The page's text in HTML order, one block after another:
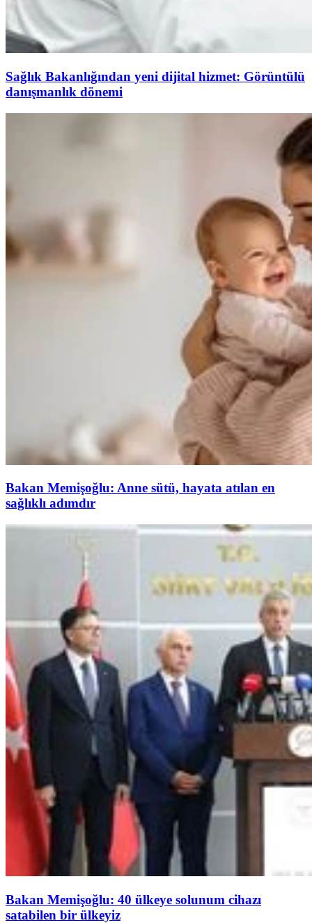
Sağlık Bakanlığından yeni dijital hizmet: Görüntülü
danışmanlık dönemi
Bakan Memişoğlu: Anne sütü, hayata atılan en
sağlıklı adımdır
Bakan Memişoğlu: 40 ülkeye solunum cihazı
satabilen bir ülkeyiz